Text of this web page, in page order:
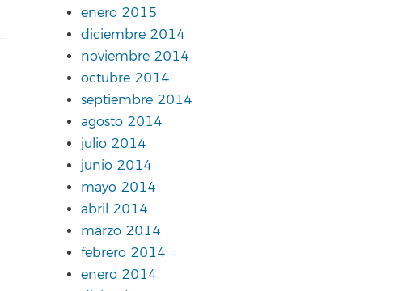
enero 2015
diciembre 2014
noviembre 2014
octubre 2014
septiembre 2014
agosto 2014
julio 2014
junio 2014
mayo 2014
abril 2014
marzo 2014
febrero 2014
enero 2014